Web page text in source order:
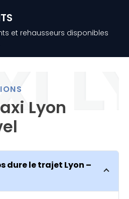
et rehausseurs disponibles
Lyon
dure le trajet Lyon –